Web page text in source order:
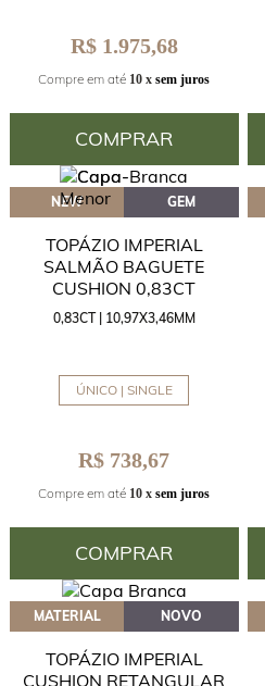
R$ 1.975,68
Compre em até 10 x sem juros
COMPRAR
NEW GEM
TOPÁZIO IMPERIAL
SALMÃO BAGUETE
CUSHION 0,83CT
0,83CT | 10,97X3,46MM
ÚNICO | SINGLE
R$ 738,67
Compre em até 10 x sem juros
COMPRAR
MATERIAL NOVO
TOPÁZIO IMPERIAL
CUSHION RETANGULAR